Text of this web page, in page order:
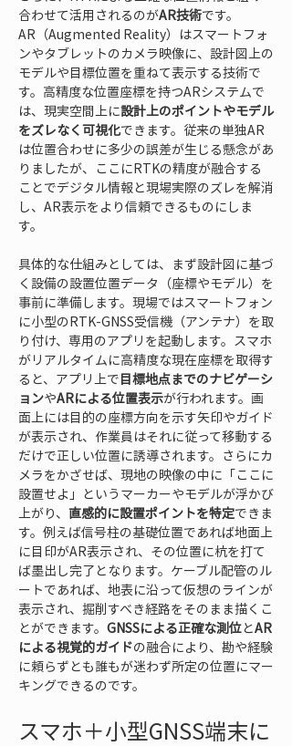
合わせて活用されるのがAR技術です。
AR（Augmented Reality）はスマートフォ
ンやタブレットのカメラ映像に、設計図上の
モデルや目標位置を重ねて表示する技術で
す。高精度な位置座標を持つARシステムで
は、現実空間上に設計上のポイントやモデル
をズレなく可視化できます。従来の単独AR
は位置合わせに多少の誤差が生じる懸念があ
りましたが、ここにRTKの精度が融合する
ことでデジタル情報と現場実際のズレを解消
し、AR表示をより信頼できるものにしま
す。
具体的な仕組みとしては、まず設計図に基づ
く設備の設置位置データ（座標やモデル）を
事前に準備します。現場ではスマートフォン
に小型のRTK-GNSS受信機（アンテナ）を取
り付け、専用のアプリを起動します。スマホ
がリアルタイムに高精度な現在座標を取得す
ると、アプリ上で目標地点までのナビゲーシ
ョンやARによる位置表示が行われます。画
面上には目的の座標方向を示す矢印やガイド
が表示され、作業員はそれに従って移動する
だけで正しい位置に誘導されます。さらにカ
メラをかざせば、現地の映像の中に「ここに
設置せよ」というマーカーやモデルが浮かび
上がり、 直感的に設置ポイントを特定できま
す。例えば信号柱の基礎位置であれば地面上
に目印がAR表示され、その位置に杭を打て
ば墨出し完了となります。ケーブル配管のル
ートであれば、地表に沿って仮想のラインが
表示され、掘削すべき経路をそのまま描くこ
とができます。 GNSSによる正確な測位とAR
による視覚的ガイドの融合により、勘や経験
に頼らずとも誰もが迷わず所定の位置にマー
キングできるのです。
スマホ＋小型GNSS端末に